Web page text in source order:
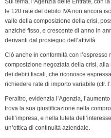
Sul tema, l’Agenzia delle Entrate, con
le 120 rate del debito IVA non ancora
valle della composizione della crisi,
anziché fisso, e crescente di anno in
derivanti dal prosieguo dell’attività.
Ciò anche in conformità con
composizione negoziata della crisi,
dei debiti fiscali, che riconosce
richiedere rate di importo variabile (cfr.
Peraltro, evidenzia l’Agenzia,
trova la sua giustificazione nella
dell’impresa, e nella tutela
un’ottica di continuità aziendale.